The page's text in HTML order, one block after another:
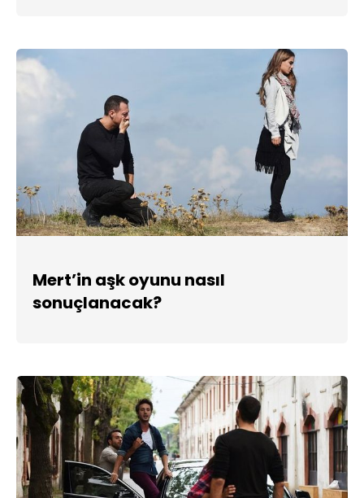
Mert’in aşk oyunu nasıl
sonuçlanacak?